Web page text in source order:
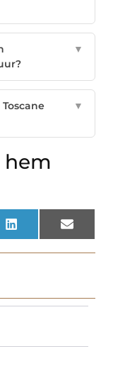
▼
▼
hem
LinkedIn Email